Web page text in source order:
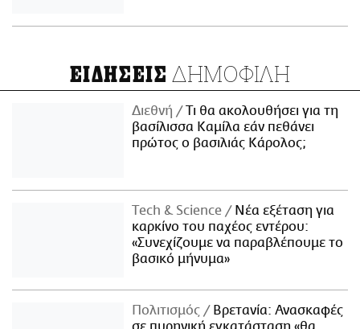
ΕΙΔΗΣΕΙΣ ΔΗΜΟΦΙΛΗ
Διεθνή
Τι θα ακολουθήσει για τη
βασίλισσα Καμίλα εάν πεθάνει
πρώτος ο βασιλιάς Κάρολος;
Τech & Science
Νέα εξέταση για
καρκίνο του παχέος εντέρου:
«Συνεχίζουμε να παραβλέπουμε το
βασικό μήνυμα»
Πολιτισμός
Βρετανία: Ανασκαφές